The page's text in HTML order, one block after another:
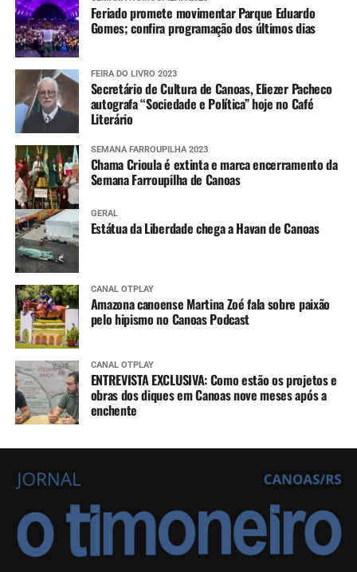
Feriado promete movimentar Parque Eduardo
Gomes; confira programação dos últimos dias
FEIRA DO LIVRO 2023
Secretário de Cultura de Canoas, Eliezer Pacheco
autografa “Sociedade e Política” hoje no Café
Literário
SEMANA FARROUPILHA 2023
Chama Crioula é extinta e marca encerramento da
Semana Farroupilha de Canoas
GERAL
Estátua da Liberdade chega a Havan de Canoas
CANAL OTPLAY
Amazona canoense Martina Zoé fala sobre paixão
pelo hipismo no Canoas Podcast
CANAL OTPLAY
ENTREVISTA EXCLUSIVA: Como estão os projetos e
obras dos diques em Canoas nove meses após a
enchente